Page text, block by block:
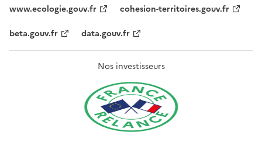
www.ecologie.gouv.fr
cohesion-territoires.gouv.fr
beta.gouv.fr
data.gouv.fr
Nos investisseurs